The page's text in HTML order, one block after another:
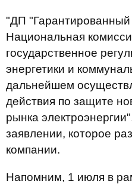
"ДП "Гарантированный
Национальная
государственное
энергетики и
дальнейшем
действия по защите
рынка
заявлении, которое
компании.
Напомним, 1 июля в